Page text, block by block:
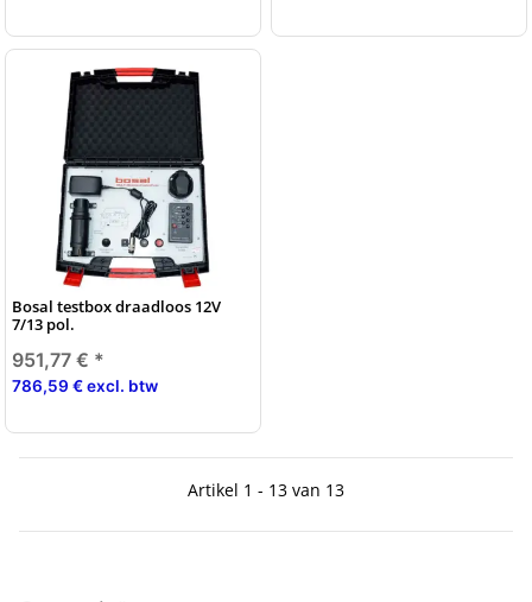
Bosal testbox draadloos 12V
7/13 pol.
951,77 € *
786,59 € excl. btw
Artikel 1 - 13 van 13